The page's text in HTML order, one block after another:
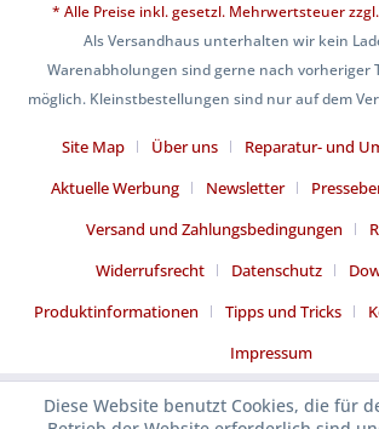
* Alle Preise inkl. gesetzl. Mehrwertsteuer zzgl.
Als Versandhaus unterhalten wir kein
Warenabholungen sind gerne nach vorheriger
möglich. Kleinstbestellungen sind nur auf dem
Site Map Über uns
Reparatur- und
Aktuelle Werbung
Newsletter
Versand und Zahlungsbedingungen
Widerrufsrecht
Datenschutz
Produktinformationen
Tipps und Tricks
Impressum
Diese Website benutzt Cookies, die für